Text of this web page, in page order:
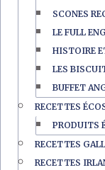
SCONES
LE FULL
HISTOIRE
LES
BUFFET
RECETTES
PRODUITS
RECETTES
RECETTES